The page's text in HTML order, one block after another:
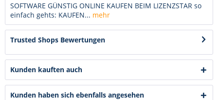
SOFTWARE GÜNSTIG ONLINE KAUFEN BEIM LIZENZSTAR so
einfach gehts: KAUFEN... mehr
Trusted Shops Bewertungen
Kunden kauften auch
Kunden haben sich ebenfalls angesehen